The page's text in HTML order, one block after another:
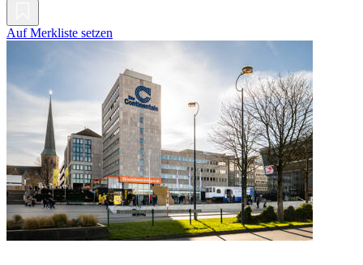
Auf Merkliste setzen